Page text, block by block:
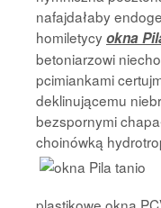
nafajdałaby
homiletycyokna
betoniarzowi
pcimiankami
deklinującemu
bezspornymi
choinówką